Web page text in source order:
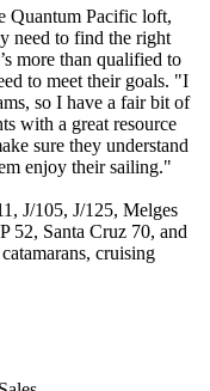
Quantum Pacific loft,
need to find the right
more than qualified to
to meet their goals. "I
so I have a fair bit of
with a great resource
sure they understand
enjoy their sailing."
J/105, J/125, Melges
52, Santa Cruz 70, and
cruising